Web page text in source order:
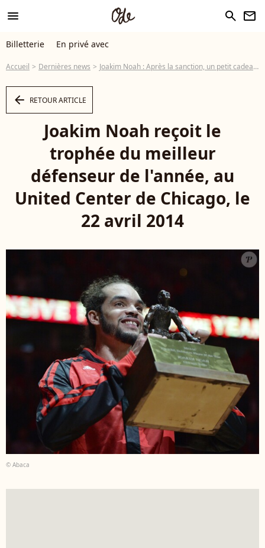
menu search newsletter
Billetterie En privé avec
Accueil Dernières news Joakim Noah : Après la sanction, un petit cadeau à 3 millions de dollars
arrow_left RETOUR ARTICLE
Joakim Noah reçoit le
trophée du meilleur
défenseur de l'année, au
United Center de Chicago, le
22 avril 2014
© Abaca